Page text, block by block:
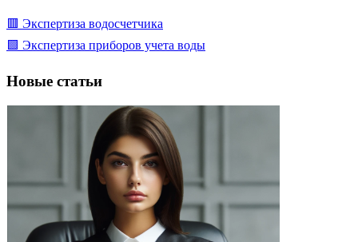
🟥 Экспертиза водосчетчика
🟩 Экспертиза приборов учета воды
Новые статьи